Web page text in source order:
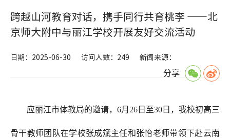
跨越山河教育对话，携手同行共育桃李 ——北
京师大附中与丽江学校开展友好交流活动
日期：2025-06-30 访问人数：249 新闻来源：
分享
应丽江市体教局的邀请， 6月 26 日至30 日，我校初高三
骨干教师团队在学校张成斌主任和张怡老师带领下赴云南